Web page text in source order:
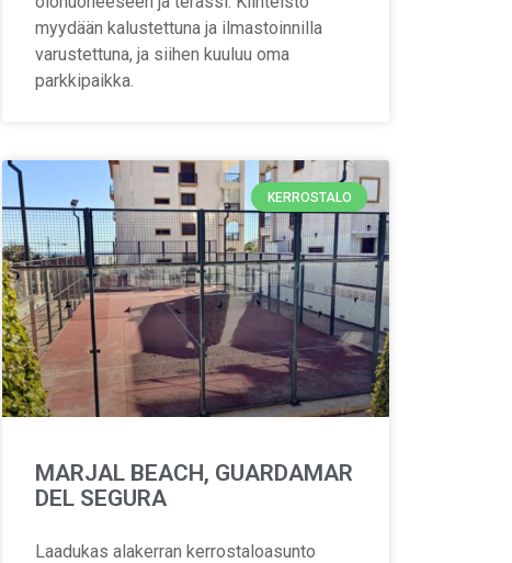
myydään kalustettuna ja ilmastoinnilla
varustettuna, ja siihen kuuluu oma
parkkipaikka.
KERROSTALO
MARJAL BEACH, GUARDAMAR
DEL SEGURA
Laadukas alakerran kerrostaloasunto